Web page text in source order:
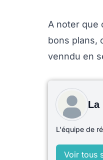
A noter que
bons plans,
venndu en
La
L'équipe de
Voir tous